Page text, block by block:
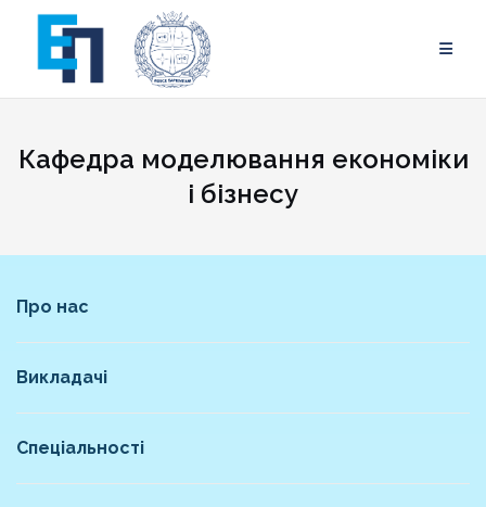
content
Кафедра моделювання економіки
і бізнесу
Про нас
Викладачі
Спеціальності